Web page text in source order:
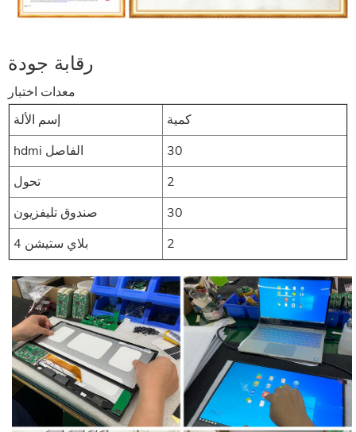
رقابة جودة
معدات اختبار
إسم الألة
كمية
hdmi الفاصل
30
تحول
2
صندوق تليفزيون
30
بلاي ستيشن 4
2